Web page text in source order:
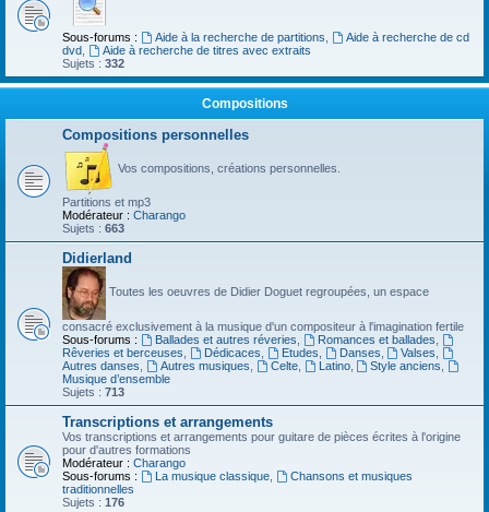
Sous-forums : Aide à la recherche de partitions
Aide à recherche de cd
dvd
Aide à recherche de titres avec extraits
Sujets : 332
Compositions
Compositions personnelles
Vos compositions, créations personnelles.
Partitions et mp3
Modérateur : Charango
Sujets : 663
Didierland
Toutes les oeuvres de Didier Doguet regroupées, un espace
consacré exclusivement à la musique d'un compositeur à l'imagination fertile
Sous-forums :
Ballades et autres réveries Romances et ballades
Rêveries et berceuses
Dédicaces Etudes Danses Valses
Autres danses
Autres musiques Celte, Latino, Style anciens
Musique d’ensemble
Sujets : 713
Transcriptions et arrangements
Vos transcriptions et arrangements pour guitare de pièces écrites à l'origine
pour d'autres formations
Modérateur : Charango
Sous-forums :
La musique classique,
Chansons et musiques
traditionnelles
Sujets : 176